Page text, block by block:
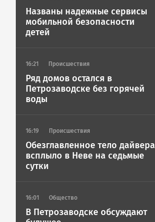
Названы надежные сервисы
мобильной безопасности
детей
16:21 Происшествия
Ряд домов остался в
Петрозаводске без горячей
воды
16:19 Происшествия
Обезглавленное тело дайвера
всплыло в Неве на седьмые
сутки
16:01 Общество
В Петрозаводске обсуждают